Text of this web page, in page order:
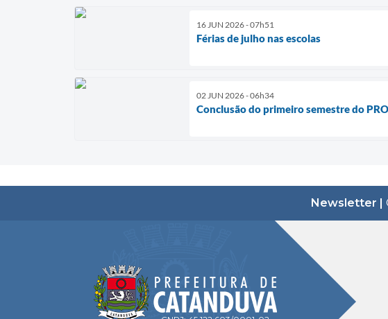
16 JUN 2026 - 07h51
Férias de julho nas escolas
02 JUN 2026 - 06h34
Conclusão do primeiro semestre do
Newsletter |